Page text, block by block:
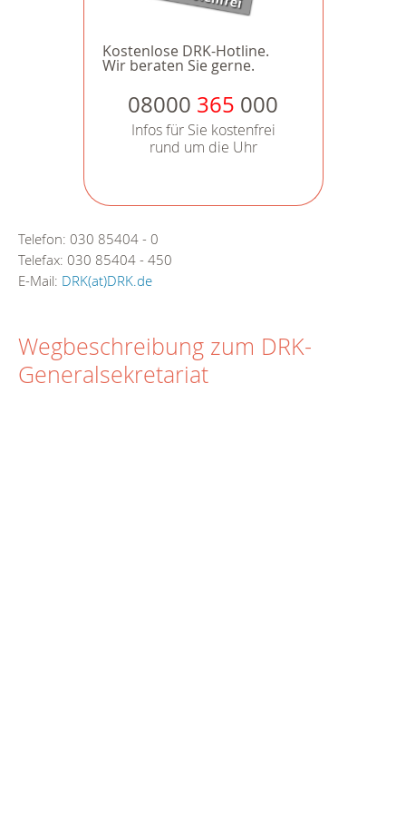
Kostenlose DRK-Hotline.
Wir beraten Sie gerne.
08000 365 000
Infos für Sie kostenfrei
rund um die Uhr
Telefon: 030 85404 - 0
Telefax: 030 85404 - 450
E-Mail: DRK(at)DRK.de
Wegbeschreibung zum DRK-
Generalsekretariat